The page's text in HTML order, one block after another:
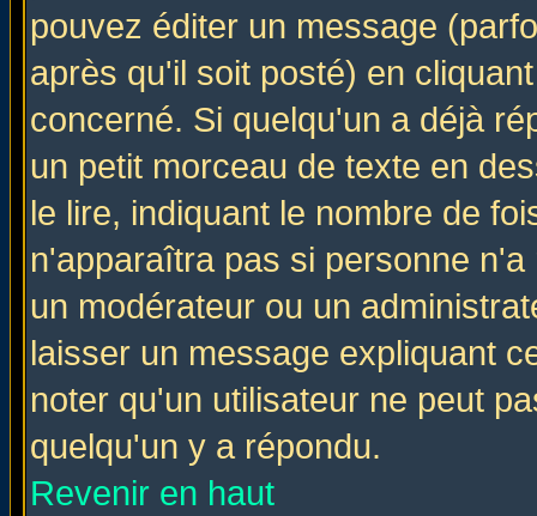
pouvez éditer un message
après qu'il soit posté) en
concerné. Si quelqu'un a déjà
un petit morceau de texte en
le lire, indiquant le nombre de
n'apparaîtra pas si personne
un modérateur ou un
laisser un message expliquant
noter qu'un utilisateur ne peut
quelqu'un y a répondu.
Revenir en haut